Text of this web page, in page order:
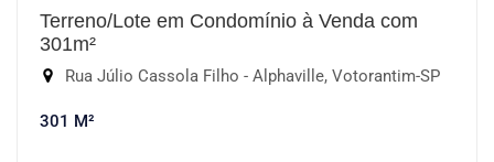
Terreno/Lote em Condomínio à Venda com
301m²
Rua Júlio Cassola Filho - Alphaville, Votorantim-SP
301 M²